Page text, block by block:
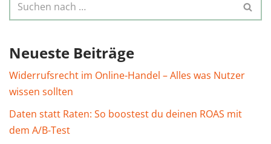
Neueste Beiträge
Widerrufsrecht im Online-Handel – Alles was Nutzer
wissen sollten
Daten statt Raten: So boostest du deinen ROAS mit
dem A/B-Test